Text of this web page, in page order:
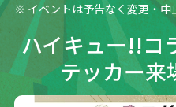
詳し
イベントは予告なく変更・
ハイキュー!!コ
テッカー来